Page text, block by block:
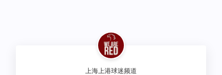
上海上港球迷频道